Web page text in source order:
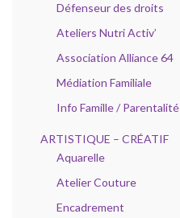
Défenseur des droits
Ateliers Nutri Activ’
Association Alliance 64
Médiation Familiale
Info Famille / Parentalité
ARTISTIQUE – CRÉATIF
Aquarelle
Atelier Couture
Encadrement